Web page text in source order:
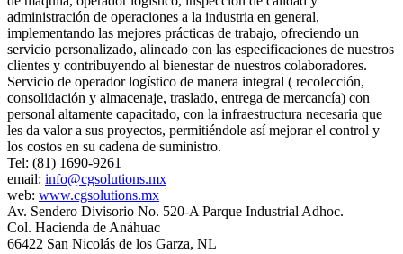
administración de operaciones a la industria en general,
implementando las mejores prácticas de trabajo, ofreciendo un
servicio personalizado, alineado con las especificaciones de nuestros
clientes y contribuyendo al bienestar de nuestros colaboradores.
Servicio de operador logístico de manera integral ( recolección,
consolidación y almacenaje, traslado, entrega de mercancía) con
personal altamente capacitado, con la infraestructura necesaria que
les da valor a sus proyectos, permitiéndole así mejorar el control y
los costos en su cadena de suministro.
Tel: (81) 1690-9261
email: info@cgsolutions.mx
web: www.cgsolutions.mx
Av. Sendero Divisorio No. 520-A Parque Industrial Adhoc.
Col. Hacienda de Anáhuac
66422 San Nicolás de los Garza, NL